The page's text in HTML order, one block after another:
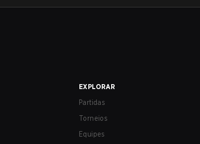
EXPLORAR
Partidas
Torneios
Equipes